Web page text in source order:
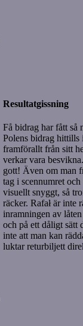
Resultatgissning
Få bidrag har fått så
Polens bidrag hittills
framförallt från sitt
verkar vara
gott! Även om man
tag i scennumret
visuellt snyggt, så
räcker. Rafał är inte
inramningen av
och på ett dåligt sätt
inte att man kan
luktar returbiljett